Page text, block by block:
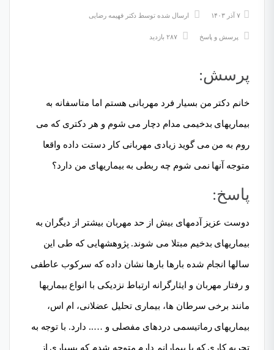
۷ آذر ۱۴۰۳ ارسال شده توسط دکتر فهیمه رضایی
پرسش و پاسخ ۲۸۷ بازدید
پرسش:
خانم دکتر من بسیار فرد مهربانی هستم اما متاسفانه به
بیماریهای بدخیمی مدام دچار می شوم و هر دکتری که می
روم به من می گوید زیادی مهربانی کار دستت داده واقعا
متوجه آنها نمی شوم چه ربطی به بیماریهای من دارد؟
پاسخ:
دوست عزیز آدمهای بیش از حد مهربان بیشتر از دیگران به
بیماریهای بدخیم مبتلا می شوند. پژوهشهایی که طی این
سالها انجام شده بارها بارها نشان داده که سرکوب عاطفی
و رفتار مهربان و ایثارگرانه ارتباط نزدیکی با انواع بیماریها
مانند برخی سرطان ها، بیماری تحلیل عضلانی، ام اس،
بیماریهای رماتیسمی دردهای مفصلی و ….. دارد. با توجه به
تجربه کاری که با بیمارانم دارم متوجه شدم که بسیاری از